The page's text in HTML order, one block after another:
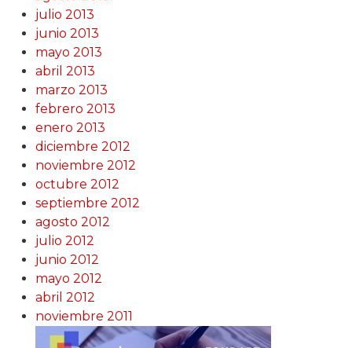
julio 2013
junio 2013
mayo 2013
abril 2013
marzo 2013
febrero 2013
enero 2013
diciembre 2012
noviembre 2012
octubre 2012
septiembre 2012
agosto 2012
julio 2012
junio 2012
mayo 2012
abril 2012
noviembre 2011